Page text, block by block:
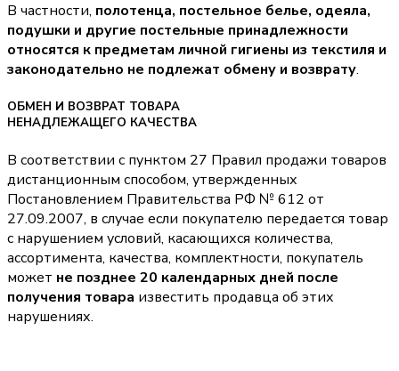
В частности, полотенца, постельное белье, одеяла,
подушки и другие постельные принадлежности
относятся к предметам личной гигиены из текстиля и
законодательно не подлежат обмену и возврату.
ОБМЕН И ВОЗВРАТ ТОВАРА
НЕНАДЛЕЖАЩЕГО КАЧЕСТВА
В соответствии с пунктом 27 Правил продажи товаров
дистанционным способом, утвержденных
Постановлением Правительства РФ № 612 от
27.09.2007, в случае если покупателю передается товар
с нарушением условий, касающихся количества,
ассортимента, качества, комплектности, покупатель
может не позднее 20 календарных дней после
получения товара известить продавца об этих
нарушениях.